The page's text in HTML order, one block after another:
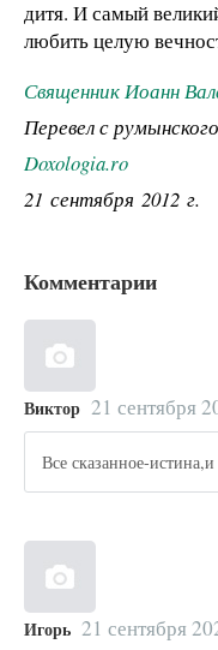
дитя. И самый
любить целую
Священник Иоанн
Перевел с румынского
Doxologia.ro
21 сентября 2012 г.
Комментарии
Виктор 21 сентября
Все сказанное-
Игорь 21 сентября